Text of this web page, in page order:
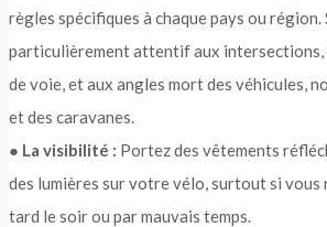
règles spécifiques à chaque pays ou région.
particulièrement attentif aux intersections,
de voie, et aux angles mort des véhicules,
et des caravanes.
● La visibilité : Portez des vêtements
des lumières sur votre vélo, surtout si
tard le soir ou par mauvais temps.